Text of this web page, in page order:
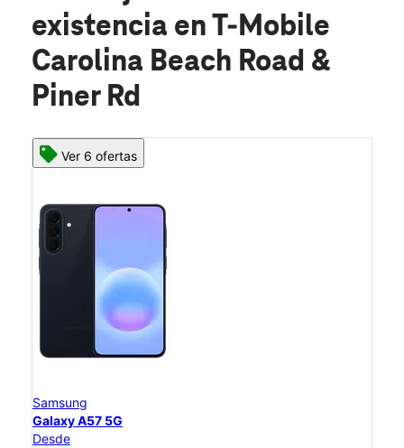
existencia en T-Mobile
Carolina Beach Road &
Piner Rd
Ver 6 ofertas
Samsung
Galaxy A57 5G
Desde